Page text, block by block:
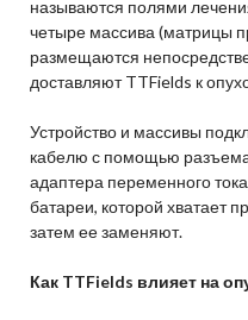
называются полями
четыре массива (матрицы
размещаются
доставляют TTFields к
Устройство и массивы
кабелю с помощью
адаптера переменного
батареи, которой хватает
затем ее заменяют.
Как TTFields влияет на